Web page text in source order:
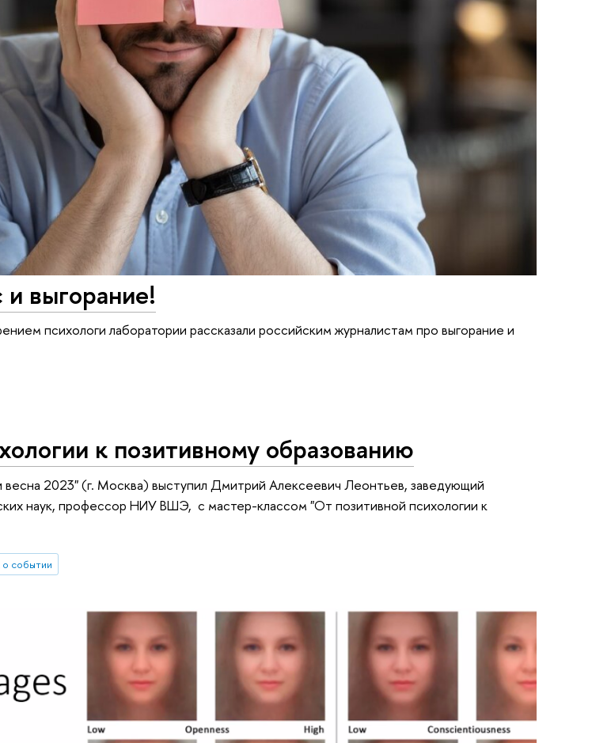
выгорание!
психологи лаборатории рассказали российским журналистам про выгорание и
к позитивному образованию
2023" (г. Москва) выступил Дмитрий Алексеевич Леонтьев, заведующий
наук, профессор НИУ ВШЭ, с мастер-классом "От позитивной психологии к
событии